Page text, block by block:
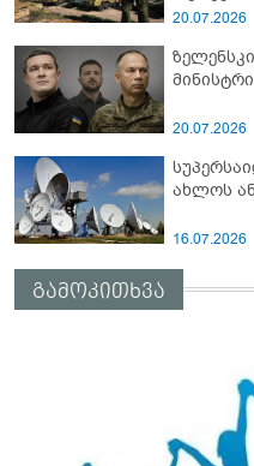
სამიტი
20.07.2026
20.07.2026
16.07.2026
გამოკითხვა